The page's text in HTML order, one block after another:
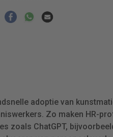
adoptie van
Zo maken HR-
zoals ChatGPT,